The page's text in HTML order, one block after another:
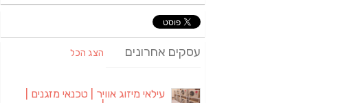
עסקים אחרונים הצג הכל
עילאי מיזוג אוויר | טכנאי מזגנים |